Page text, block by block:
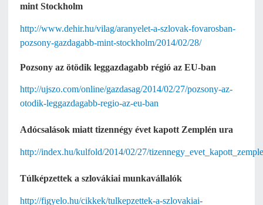
mint Stockholm
http://www.dehir.hu/vilag/aranyelet-a-szlovak-fovarosban-
pozsony-gazdagabb-mint-stockholm/2014/02/28/
Pozsony az ötödik leggazdagabb régió az EU-ban
http://ujszo.com/online/gazdasag/2014/02/27/pozsony-az-
otodik-leggazdagabb-regio-az-eu-ban
Adócsalások miatt tizennégy évet kapott Zemplén ura
http://index.hu/kulfold/2014/02/27/
Túlképzettek a szlovákiai munkavállalók
http://figyelo.hu/cikkek/tulkepzettek-a-szlovakiai-